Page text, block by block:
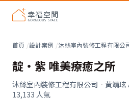
首頁 設計案例 沐絲室內裝修工程有限公
靛‧紫 唯美療癒之所
沐絲室內裝修工程有限公司 · 黃靖
13,133 人氣